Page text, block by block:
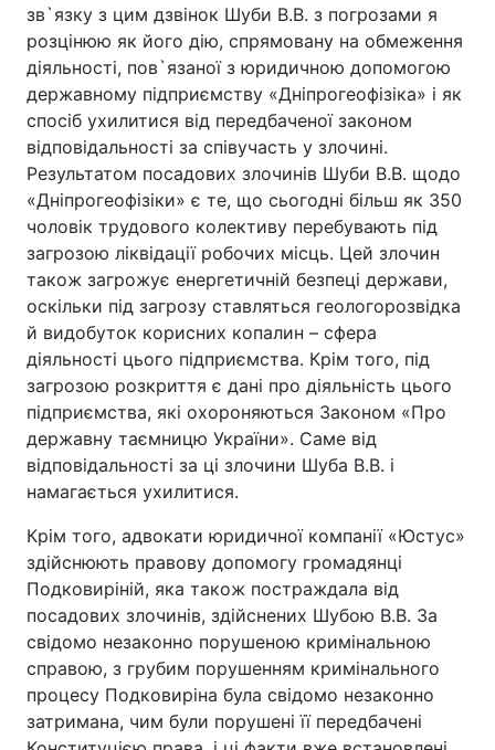
зв`язку з цим дзвінок Шуби В.В. з погрозами я
розцінюю як його дію, спрямовану на обмеження
діяльності, пов`язаної з юридичною допомогою
державному підприємству «Дніпрогеофізіка» і як
спосіб ухилитися від передбаченої законом
відповідальності за співучасть у злочині.
Результатом посадових злочинів Шуби В.В. щодо
«Дніпрогеофізіки» є те, що сьогодні більш як 350
чоловік трудового колективу перебувають під
загрозою ліквідації робочих місць. Цей злочин
також загрожує енергетичній безпеці держави,
оскільки під загрозу ставляться геологорозвідка
й видобуток корисних копалин – сфера
діяльності цього підприємства. Крім того, під
загрозою розкриття є дані про діяльність цього
підприємства, які охороняються Законом «Про
державну таємницю України». Саме від
відповідальності за ці злочини Шуба В.В. і
намагається ухилитися.
Крім того, адвокати юридичної компанії «Юстус»
здійснюють правову допомогу громадянці
Подковиріній, яка також постраждала від
посадових злочинів, здійснених Шубою В.В. За
свідомо незаконно порушеною кримінальною
справою, з грубим порушенням кримінального
процесу Подковиріна була свідомо незаконно
затримана, чим були порушені її передбачені